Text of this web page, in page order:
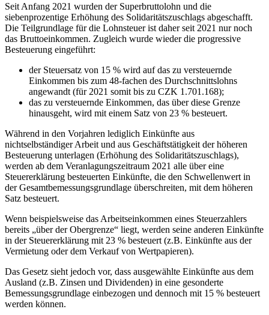
Seit Anfang 2021 wurden der Superbruttolohn und die
siebenprozentige Erhöhung des Solidaritätszuschlags abgeschafft.
Die Teilgrundlage für die Lohnsteuer ist daher seit 2021 nur noch
das Bruttoeinkommen. Zugleich wurde wieder die progressive
Besteuerung eingeführt:
der Steuersatz von 15 % wird auf das zu versteuernde
Einkommen bis zum 48-fachen des Durchschnittslohns
angewandt (für 2021 somit bis zu CZK 1.701.168);
das zu versteuernde Einkommen, das über diese Grenze
hinausgeht, wird mit einem Satz von 23 % besteuert.
Während in den Vorjahren lediglich Einkünfte aus
nichtselbständiger Arbeit und aus Geschäftstätigkeit der höheren
Besteuerung unterlagen (Erhöhung des Solidaritätszuschlags),
werden ab dem Veranlagungszeitraum 2021 alle über eine
Steuererklärung besteuerten Einkünfte, die den Schwellenwert in
der Gesamtbemessungsgrundlage überschreiten, mit dem höheren
Satz besteuert.
Wenn beispielsweise das Arbeitseinkommen eines Steuerzahlers
bereits „über der Obergrenze“ liegt, werden seine anderen Einkünfte
in der Steuererklärung mit 23 % besteuert (z.B. Einkünfte aus der
Vermietung oder dem Verkauf von Wertpapieren).
Das Gesetz sieht jedoch vor, dass ausgewählte Einkünfte aus dem
Ausland (z.B. Zinsen und Dividenden) in eine gesonderte
Bemessungsgrundlage einbezogen und dennoch mit 15 % besteuert
werden können.